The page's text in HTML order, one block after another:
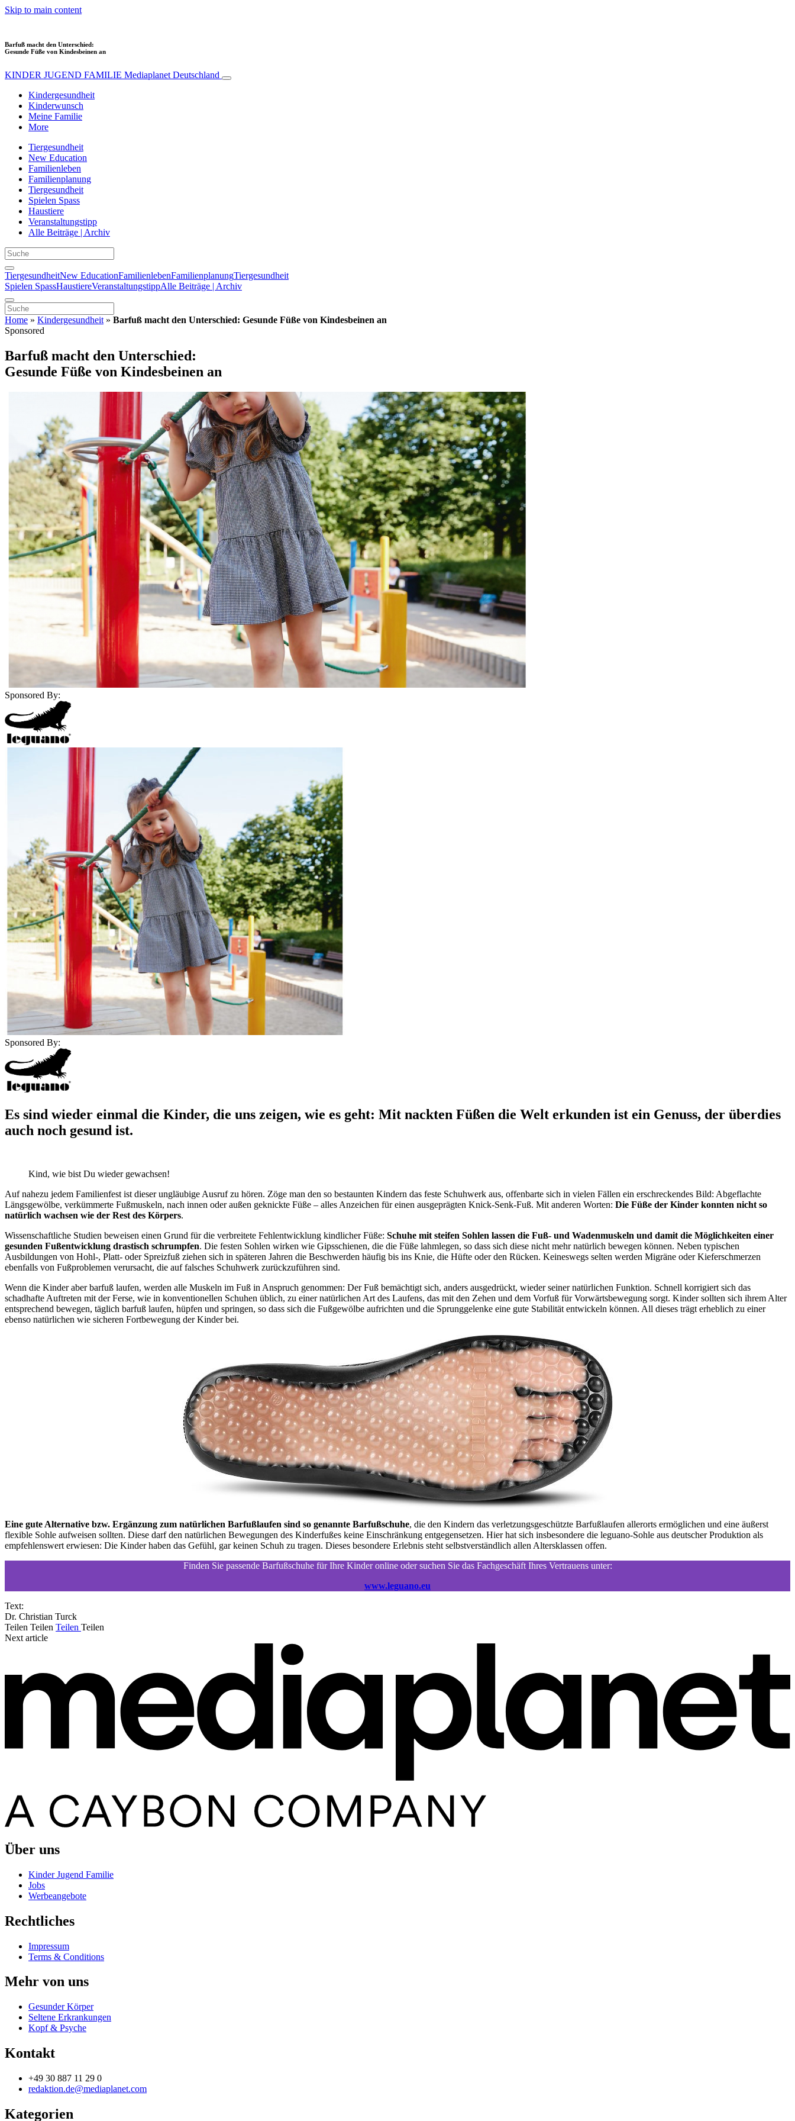
Skip to main content
Barfuß macht den Unterschied:
Gesunde Füße von Kindesbeinen an
KINDER JUGEND FAMILIE Mediaplanet Deutschland
Kindergesundheit
Kinderwunsch
Meine Familie
More
Tiergesundheit
New Education
Familienleben
Familienplanung
Tiergesundheit
Spielen Spass
Haustiere
Veranstaltungstipp
Alle Beiträge | Archiv
TiergesundheitNew EducationFamilienlebenFamilienplanungTiergesundheit
Spielen SpassHaustiereVeranstaltungstippAlle Beiträge | Archiv
Home » Kindergesundheit » Barfuß macht den Unterschied: Gesunde Füße von Kindesbeinen an
Sponsored
Barfuß macht den Unterschied:
Gesunde Füße von Kindesbeinen an
Sponsored By:
Sponsored By:
Es sind wieder einmal die Kinder, die uns zeigen, wie es geht: Mit nackten Füßen die Welt erkunden ist ein Genuss, der überdies
auch noch gesund ist.
Kind, wie bist Du wieder gewachsen!
Auf nahezu jedem Familienfest ist dieser ungläubige Ausruf zu hören. Zöge man den so bestaunten Kindern das feste Schuhwerk aus, offenbarte sich in vielen Fällen ein erschreckendes Bild: Abgeflachte
Längsgewölbe, verkümmerte Fußmuskeln, nach innen oder außen geknickte Füße – alles Anzeichen für einen ausgeprägten Knick-Senk-Fuß. Mit anderen Worten: Die Füße der Kinder konnten nicht so
natürlich wachsen wie der Rest des Körpers.
Wissenschaftliche Studien beweisen einen Grund für die verbreitete Fehlentwicklung kindlicher Füße: Schuhe mit steifen Sohlen lassen die Fuß- und Wadenmuskeln und damit die Möglichkeiten einer
gesunden Fußentwicklung drastisch schrumpfen. Die festen Sohlen wirken wie Gipsschienen, die die Füße lahmlegen, so dass sich diese nicht mehr natürlich bewegen können. Neben typischen
Ausbildungen von Hohl-, Platt- oder Spreizfuß ziehen sich in späteren Jahren die Beschwerden häufig bis ins Knie, die Hüfte oder den Rücken. Keineswegs selten werden Migräne oder Kieferschmerzen
ebenfalls von Fußproblemen verursacht, die auf falsches Schuhwerk zurückzuführen sind.
Wenn die Kinder aber barfuß laufen, werden alle Muskeln im Fuß in Anspruch genommen: Der Fuß bemächtigt sich, anders ausgedrückt, wieder seiner natürlichen Funktion. Schnell korrigiert sich das
schadhafte Auftreten mit der Ferse, wie in konventionellen Schuhen üblich, zu einer natürlichen Art des Laufens, das mit den Zehen und dem Vorfuß für Vorwärtsbewegung sorgt. Kinder sollten sich ihrem Alter
entsprechend bewegen, täglich barfuß laufen, hüpfen und springen, so dass sich die Fußgewölbe aufrichten und die Sprunggelenke eine gute Stabilität entwickeln können. All dieses trägt erheblich zu einer
ebenso natürlichen wie sicheren Fortbewegung der Kinder bei.
Eine gute Alternative bzw. Ergänzung zum natürlichen Barfußlaufen sind so genannte Barfußschuhe, die den Kindern das verletzungsgeschützte Barfußlaufen allerorts ermöglichen und eine äußerst
flexible Sohle aufweisen sollten. Diese darf den natürlichen Bewegungen des Kinderfußes keine Einschränkung entgegensetzen. Hier hat sich insbesondere die leguano-Sohle aus deutscher Produktion als
empfehlenswert erwiesen: Die Kinder haben das Gefühl, gar keinen Schuh zu tragen. Dieses besondere Erlebnis steht selbstverständlich allen Altersklassen offen.
Finden Sie passende Barfußschuhe für Ihre Kinder online oder suchen Sie das Fachgeschäft Ihres Vertrauens unter:
www.leguano.eu
Text:
Dr. Christian Turck
Teilen Teilen Teilen Teilen
Next article
Über uns
Kinder Jugend Familie
Jobs
Werbeangebote
Rechtliches
Impressum
Terms & Conditions
Mehr von uns
Gesunder Körper
Seltene Erkrankungen
Kopf & Psyche
Kontakt
+49 30 887 11 29 0
redaktion.de@mediaplanet.com
Kategorien